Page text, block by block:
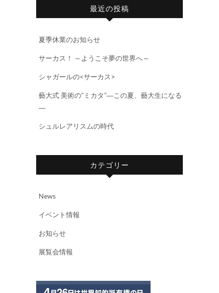
最近の投稿
夏季休業のお知らせ
サーカス！ ～ようこそ夢の世界へ～
シャガールの<サーカス>
藝大式 美術の”ミカタ”―この夏、藝大生になる
―
シュルレアリスムの時代
カテゴリー
News
イベント情報
お知らせ
展覧会情報